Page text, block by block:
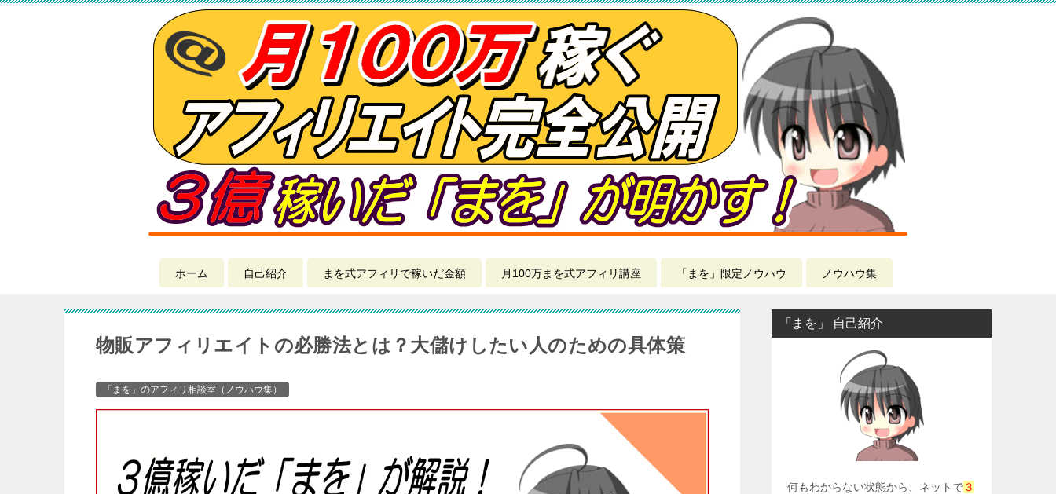
ホーム 自己紹介 まを式アフィリで稼いだ金額 月100万まを式アフィリ講座 「まを」限定ノウハウ ノウハウ集
物販アフィリエイトの必勝法とは？大儲けしたい人のための具体策
「まを」のアフィリ相談室（ノウハウ集）
「まを」 自己紹介
何もわからない状態から、ネットで３